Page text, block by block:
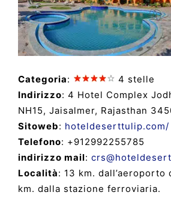
Categoria:
4 stelle
Indirizzo: 4 Hotel Complex
NH15, Jaisalmer, Rajasthan
Sitoweb: hoteldeserttulip.com/
Telefono: +912992255785
indirizzo mail:
Località: 13 km. dall’aeroporto
km. dalla stazione ferroviaria.